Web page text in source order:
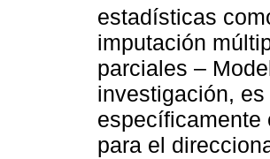
estadísticas
imputación
parciales –
investigación,
específicamente
para el